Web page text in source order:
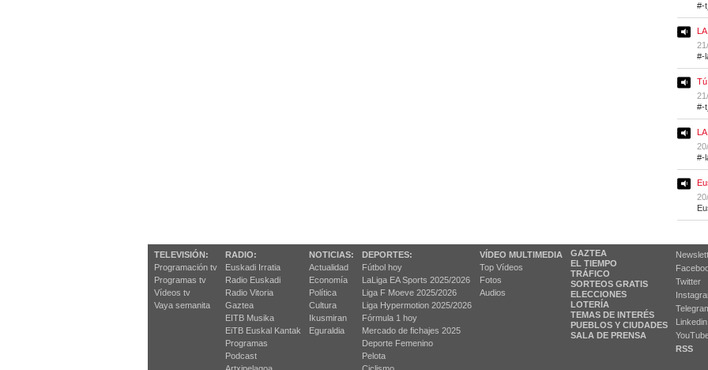
#-
#-
#-
#-
TELEVISIÓN:
Programación tv
Programas tv
Vídeos tv
Vaya semanita
RADIO:
Euskadi Irratia
Radio Euskadi
Radio Vitoria
Gaztea
EITB Musika
EiTB Euskal Kantak
Programas
Podcast
NOTICIAS:
Actualidad
Economía
Política
Cultura
Ikusmiran
Eguraldia
DEPORTES:
Fútbol hoy
LaLiga EA Sports 2025/2026
Liga F Moeve 2025/2026
Liga Hypermotion 2025/2026
Fórmula 1 hoy
Mercado de fichajes 2025
Deporte Femenino
Pelota
VÍDEO MULTIMEDIA
Top Vídeos
Fotos
Audios
GAZTEA
EL TIEMPO
TRÁFICO
SORTEOS GRATIS
ELECCIONES
LOTERÍA
TEMAS DE INTERÉS
PUEBLOS Y CIUDADES
SALA DE PRENSA
Twitter
Linkedin
RSS